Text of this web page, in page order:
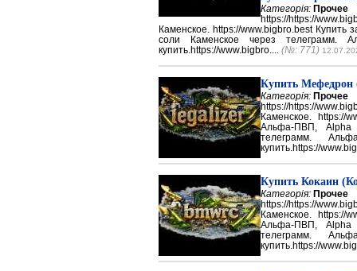
Категорія: Прочее
https://https://
Каменское. https://www.bigbro.best Купить
соли Каменское через телеграмм.
купить.https://www.bigbro.... (№: 771)
Купить
Категорія: Прочее
https://https://
Каменское. https://
Альфа-ПВП, Alpha
телеграмм.
купить.https://
Купить Кокаин
Категорія: Прочее
https://https://
Каменское. https://
Альфа-ПВП, Alpha
телеграмм.
купить.https://